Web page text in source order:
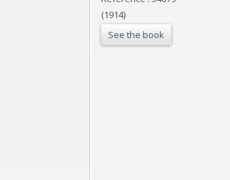
(1914)
See the book